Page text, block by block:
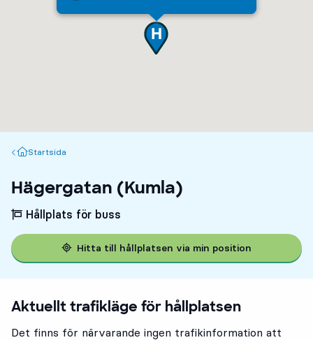
Startsida
Startsida
Hägergatan (Kumla)
Hållplats för buss
Hitta till hållplatsen via min position
Aktuellt trafikläge för hållplatsen
Det finns för närvarande ingen trafikinformation att